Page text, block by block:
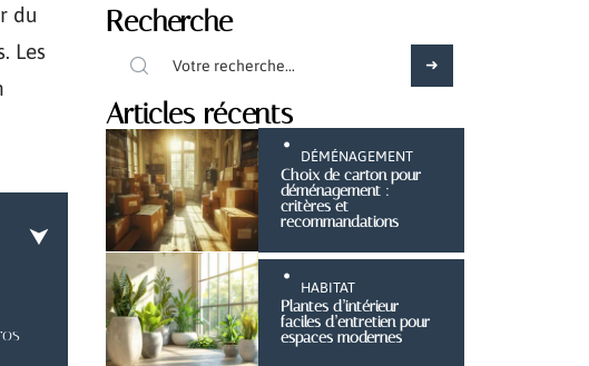
du
Les
Recherche
Articles récents
DÉMÉNAGEMENT
Choix de carton pour
déménagement :
critères et
recommandations
HABITAT
Plantes d’intérieur
faciles d’entretien pour
espaces modernes